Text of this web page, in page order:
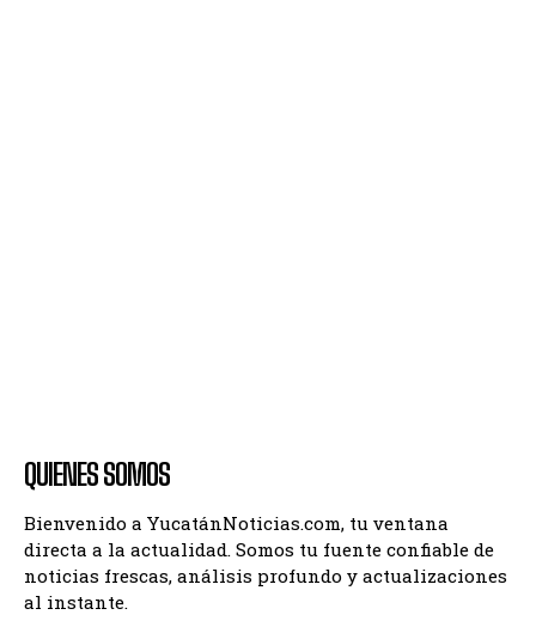
QUIENES SOMOS
Bienvenido a YucatánNoticias.com, tu ventana
directa a la actualidad. Somos tu fuente confiable de
noticias frescas, análisis profundo y actualizaciones
al instante.